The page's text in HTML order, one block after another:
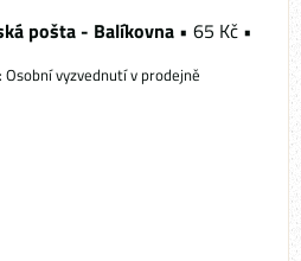
pošta - Balíkovna • 65 Kč •
Osobní vyzvednutí v prodejně